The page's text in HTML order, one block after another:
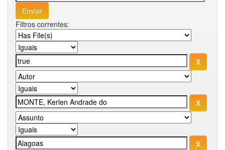
Filtros correntes: